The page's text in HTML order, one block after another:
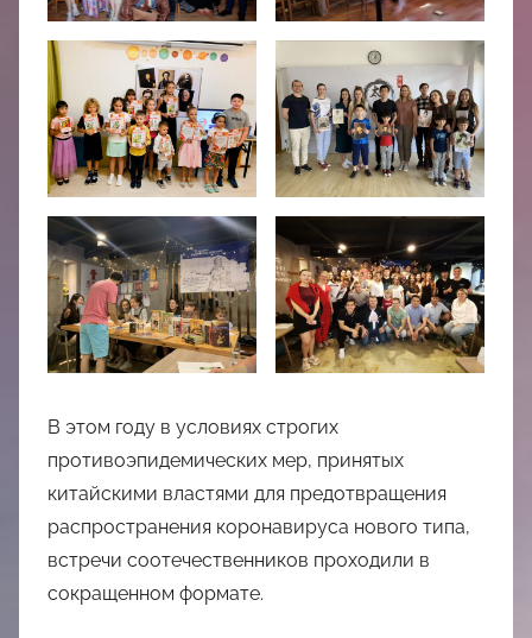
В этом году в условиях строгих
противоэпидемических мер, принятых
китайскими властями для предотвращения
распространения коронавируса нового типа,
встречи соотечественников проходили в
сокращенном формате.